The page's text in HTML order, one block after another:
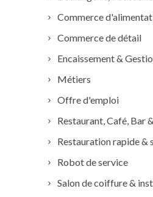
Commerce
Commerce de détail
Encaissement &
Métiers
Offre d'emploi
Restaurant, Café, Bar
Restauration rapide &
Robot de service
Salon de coiffure &